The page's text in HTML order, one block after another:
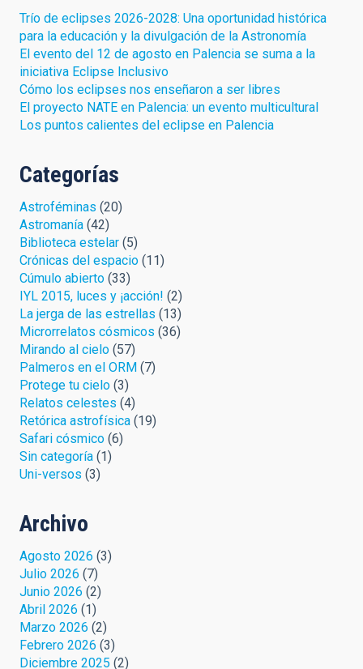
Trío de eclipses 2026-2028: Una oportunidad histórica
para la educación y la divulgación de la Astronomía
El evento del 12 de agosto en Palencia se suma a la
iniciativa Eclipse Inclusivo
Cómo los eclipses nos enseñaron a ser libres
El proyecto NATE en Palencia: un evento multicultural
Los puntos calientes del eclipse en Palencia
Categorías
Astroféminas (20)
Astromanía (42)
Biblioteca estelar (5)
Crónicas del espacio (11)
Cúmulo abierto (33)
IYL 2015, luces y ¡acción! (2)
La jerga de las estrellas (13)
Microrrelatos cósmicos (36)
Mirando al cielo (57)
Palmeros en el ORM (7)
Protege tu cielo (3)
Relatos celestes (4)
Retórica astrofísica (19)
Safari cósmico (6)
Sin categoría (1)
Uni-versos (3)
Archivo
Agosto 2026 (3)
Julio 2026 (7)
Junio 2026 (2)
Abril 2026 (1)
Marzo 2026 (2)
Febrero 2026 (3)
Diciembre 2025 (2)